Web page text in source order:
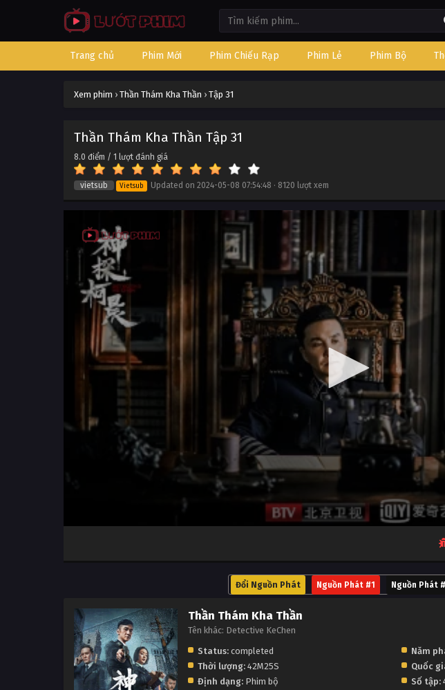
Trang chủ Phim Mới Phim Chiếu Rạp Phim Lẻ Phim Bộ
Xem phim › Thần Thám Kha Thần › Tập 31
Thần Thám Kha Thần Tập 31
8.0 điểm / 1 lượt đánh giá
vietsub Vietsub Updated on 2024-05-08 07:54:48 · 8120 lượt xem
Đổi Nguồn Phát Nguồn Phát #1 Nguồn Phát
Thần Thám Kha Thần
Tên khác: Detective KeChen
Status: completed Năm
Thời lượng: 42M25S Quốc
Định dạng: Phim bộ Số tập: